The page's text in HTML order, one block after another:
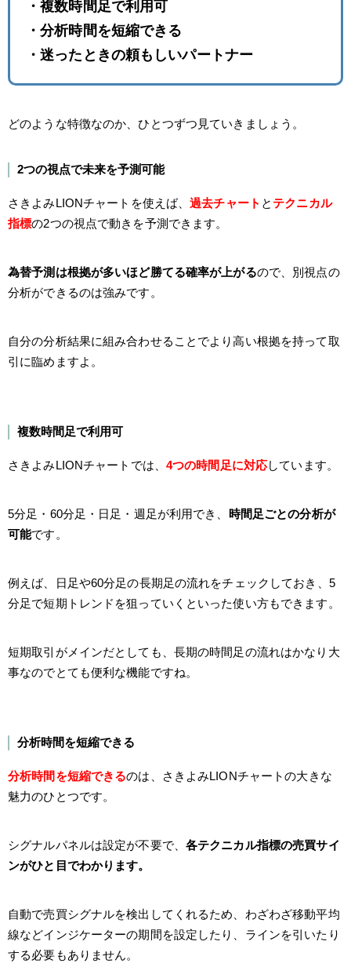
・複数時間足で利用可
・分析時間を短縮できる
・迷ったときの頼もしいパートナー
どのような特徴なのか、ひとつずつ見ていきましょう。
2つの視点で未来を予測可能
さきよみLIONチャートを使えば、過去チャート と テクニカル
指標の2つの視点で動きを予測できます。
為替予測は根拠が多いほど勝てる確率が上がるので、別視点の
分析ができるのは強みです。
自分の分析結果に組み合わせることでより高い根拠を持って取
引に臨めますよ。
複数時間足で利用可
さきよみLIONチャートでは、 4つの時間足に対応しています。
5分足・60分足・日足・週足が利用でき、 時間足ごとの分析が
可能です。
例えば、日足や60分足の長期足の流れをチェックしておき、5
分足で短期トレンドを狙っていくといった使い方もできます。
短期取引がメインだとしても、長期の時間足の流れはかなり大
事なのでとても便利な機能ですね。
分析時間を短縮できる
分析時間を短縮できるのは、さきよみLIONチャートの大きな
魅力のひとつです。
シグナルパネルは設定が不要で、 各テクニカル指標の売買サイ
ンがひと目でわかります。
自動で売買シグナルを検出してくれるため、わざわざ移動平均
線などインジケーターの期間を設定したり、ラインを引いたり
する必要もありません。